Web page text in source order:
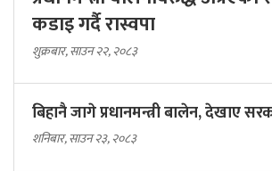
कडाइ गर्दै रास्वपा
शुक्रबार, साउन २२, २०८३
बिहानै जागे प्रधानमन्त्री बालेन, देखाए
शनिबार, साउन २३, २०८३